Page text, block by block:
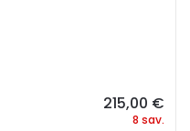
215,00 €
8 sav.